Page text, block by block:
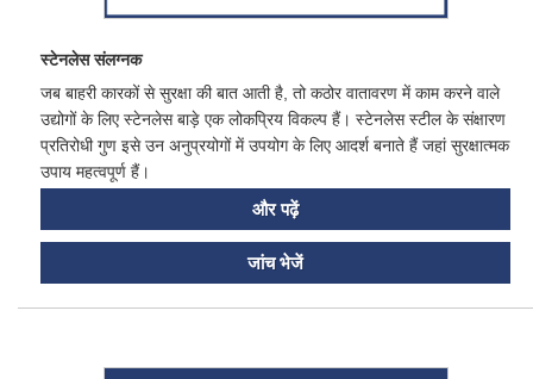
स्टेनलेस संलग्नक
जब बाहरी कारकों से सुरक्षा की बात आती है, तो कठोर वातावरण में काम करने वाले
उद्योगों के लिए स्टेनलेस बाड़े एक लोकप्रिय विकल्प हैं। स्टेनलेस स्टील के संक्षारण
प्रतिरोधी गुण इसे उन अनुप्रयोगों में उपयोग के लिए आदर्श बनाते हैं जहां सुरक्षात्मक
उपाय महत्वपूर्ण हैं।
और पढ़ें
जांच भेजें